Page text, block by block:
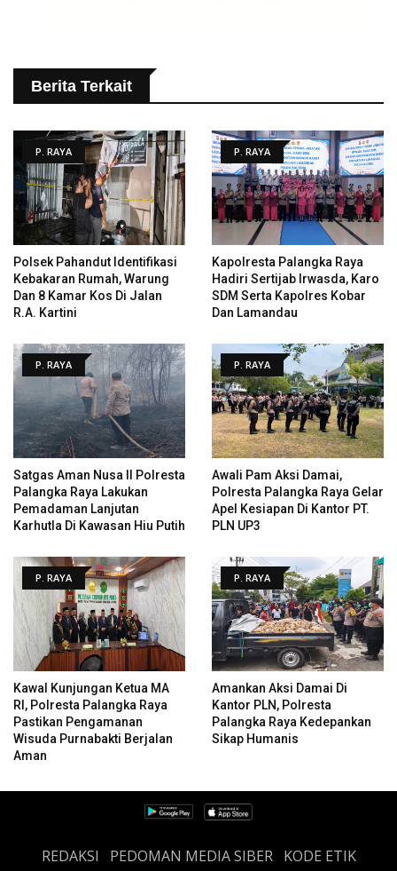
Berita Terkait
P. RAYA
Polsek Pahandut Identifikasi
Kebakaran Rumah, Warung
Dan 8 Kamar Kos Di Jalan
R.A. Kartini
P. RAYA
Kapolresta Palangka Raya
Hadiri Sertijab Irwasda, Karo
SDM Serta Kapolres Kobar
Dan Lamandau
P. RAYA
Satgas Aman Nusa II Polresta
Palangka Raya Lakukan
Pemadaman Lanjutan
Karhutla Di Kawasan Hiu Putih
P. RAYA
Awali Pam Aksi Damai,
Polresta Palangka Raya Gelar
Apel Kesiapan Di Kantor PT.
PLN UP3
P. RAYA
Kawal Kunjungan Ketua MA
RI, Polresta Palangka Raya
Pastikan Pengamanan
Wisuda Purnabakti Berjalan
Aman
P. RAYA
Amankan Aksi Damai Di
Kantor PLN, Polresta
Palangka Raya Kedepankan
Sikap Humanis
REDAKSI PEDOMAN MEDIA SIBER
KODE ETIK